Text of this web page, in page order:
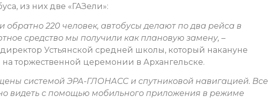
из них две «ГАЗели»:
220 человек, автобусы делают по два рейса в
средство мы получили как плановую замену, –
директор Устьянской средней школы, который накануне
торжественной церемонии в Архангельске.
системой ЭРА-ГЛОНАСС и спутниковой навигацией. Все
видеть с помощью мобильного приложения в режиме